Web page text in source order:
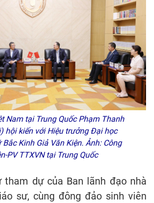
Nam tại Trung Quốc Phạm Thanh
hội kiến với Hiệu trưởng Đại học
Kinh Giả Văn Kiện. Ảnh: Công
PV TTXVN tại Trung Quốc
tham dự của Ban lãnh đạo nhà
sư, cùng đông đảo sinh viên